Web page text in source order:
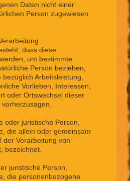
Daten nicht einer
Person zugewiesen
dass diese
um bestimmte
Person beziehen,
Arbeitsleistung,
Vorlieben, Interessen,
oder Ortswechsel dieser
oder juristische Person,
die allein oder gemeinsam
der Verarbeitung von
bezeichnet.
juristische Person,
die personenbezogene